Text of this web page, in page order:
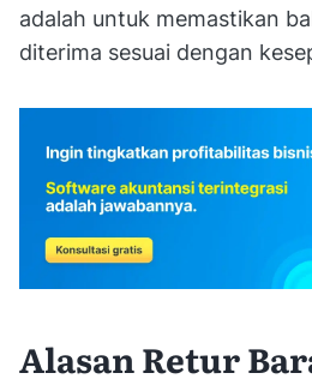
adalah untuk memastikan
diterima sesuai dengan
Alasan Retur